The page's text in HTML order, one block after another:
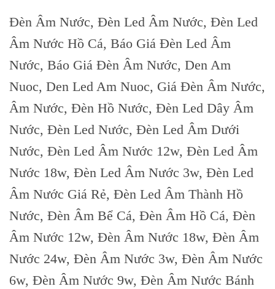
Đèn Âm Nước, Đèn Led Âm Nước, Đèn Led
Âm Nước Hồ Cá, Báo Giá Đèn Led Âm
Nước, Báo Giá Đèn Âm Nước, Den Am
Nuoc, Den Led Am Nuoc, Giá Đèn Âm Nước,
Âm Nước, Đèn Hồ Nước, Đèn Led Dây Âm
Nước, Đèn Led Nước, Đèn Led Âm Dưới
Nước, Đèn Led Âm Nước 12w, Đèn Led Âm
Nước 18w, Đèn Led Âm Nước 3w, Đèn Led
Âm Nước Giá Rẻ, Đèn Led Âm Thành Hồ
Nước, Đèn Âm Bể Cá, Đèn Âm Hồ Cá, Đèn
Âm Nước 12w, Đèn Âm Nước 18w, Đèn Âm
Nước 24w, Đèn Âm Nước 3w, Đèn Âm Nước
6w, Đèn Âm Nước 9w, Đèn Âm Nước Bánh